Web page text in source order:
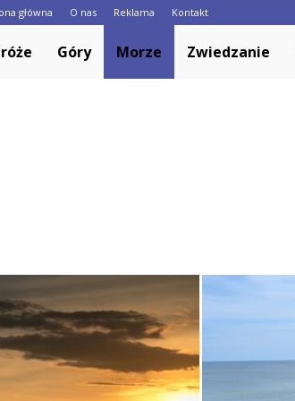
główna O nas Reklama Kontakt
Góry Morze Zwiedzanie